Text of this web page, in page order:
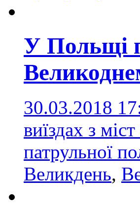
У Польщі
30.03.2018
виїздах з
патрульної
Великдень,